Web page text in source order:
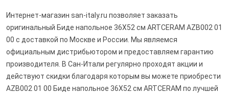
Интернет-магазин san-italy.ru позволяет заказать
оригинальный Биде напольное 36X52 см ARTCERAM AZB002 01
00 с доставкой по Москве и России. Мы являемся
официальным дистрибьютором и предоставляем гарантию
производителя. В Сан-Итали регулярно проходят акции и
действуют скидки благодаря которым вы можете приобрести
AZB002 01 00 Биде напольное 36X52 см ARTCERAM по лучшей